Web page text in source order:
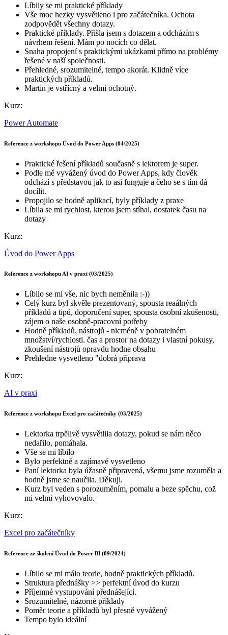
Líbily se mi praktické příklady
Vše moc hezky vysvětleno i pro začátečníka. Ochota
zodpovědět všechny dotazy.
Praktické příklady. Přišla jsem s dotazem a odcházím s
návrhem řešení. Mám po nocích co dělat.
Snaha propojení s praktickými ukázkami přímo na problémy
řešené v naší společnosti.
Přehledné, srozumitelné, tempo akorát. Klidně více
praktických příkladů.
Martin je vstřícný a velmi ochotný.
Kurz:
Power Automate
Reference z workshopu Úvod do Power Apps (04/2025)
Praktické řešení příkladů současně s lektorem je super.
Podle mě vyvážený úvod do Power Apps, kdy člověk
odchází s představou jak to asi funguje a čeho se s tím dá
docílit.
Propojilo se hodně aplikací, byly příklady z praxe
Líbila se mi rychlost, kterou jsem stíhal, dostatek času na
dotazy
Kurz:
Úvod do Power Apps
Reference z workshopu AI v praxi (03/2025)
Líbilo se mi vše, nic bych neměnila :-))
Celý kurz byl skvěle prezentovaný, spousta reaálných
příkladů a tipů, doporučení super, spousta osobní zkušenosti,
zájem o naše osobně-pracovní potřeby
Hodně příkladů, nástrojů - nicméně v pobratelném
množství/rychlosti. čas a prostor na dotazy i vlastní pokusy,
zkoušení nástrojů opravdu hodne obsahu
Prehledne vysvetleno "dobrá příprava
Kurz:
AI v praxi
Reference z workshopu Excel pro začátečníky (03/2025)
Lektorka trpělivě vysvětlila dotazy, pokud se nám něco
nedařilo, pomáhala.
Vše se mi líbilo
Bylo perfektně a zajímavé vysvetleno
Paní lektorka byla úžasně připravená, všemu jsme rozuměla a
hodně jsme se naučila. Děkuji.
Kurz byl veden s porozuměním, pomalu a beze spěchu, což
mi velmi vyhovovalo.
Kurz:
Excel pro začátečníky
Reference ze školení Úvod do Power BI (09/2024)
Líbilo se mi málo teorie, hodně praktických příkladů.
Struktura přednášky >> perfektní úvod do kurzu
Příjemné vystupování přednášející.
Srozumitelné, názorné příklady
Poměr teorie a příkladů byl přesně vyvážený
Tempo bylo ideální